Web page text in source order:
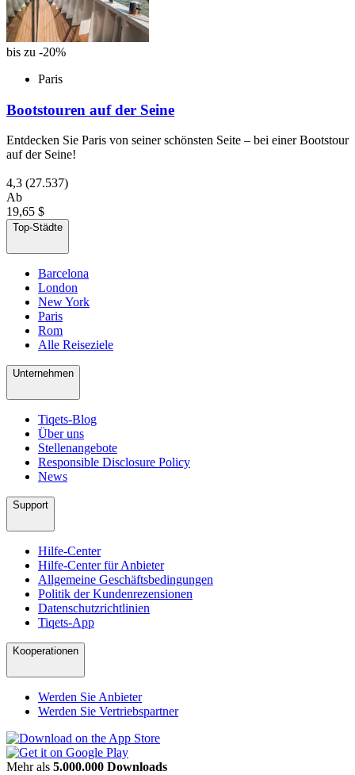
bis zu -20%
Paris
Bootstouren auf der Seine
Entdecken Sie Paris von seiner schönsten Seite – bei einer Bootstour
auf der Seine!
4,3 (27.537)
Ab
19,65 $
Top-Städte
Barcelona
London
New York
Paris
Rom
Alle Reiseziele
Unternehmen
Tiqets-Blog
Über uns
Stellenangebote
Responsible Disclosure Policy
News
Support
Hilfe-Center
Hilfe-Center für Anbieter
Allgemeine Geschäftsbedingungen
Politik der Kundenrezensionen
Datenschutzrichtlinien
Tiqets-App
Kooperationen
Werden Sie Anbieter
Werden Sie Vertriebspartner
Mehr als 5.000.000 Downloads